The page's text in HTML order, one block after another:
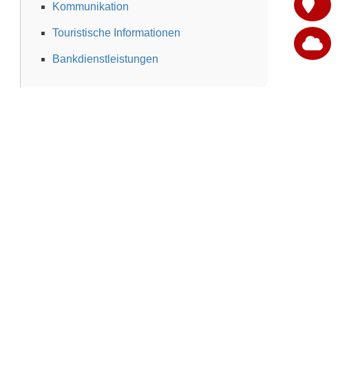
Kommunikation
Touristische Informationen
Bankdienstleistungen